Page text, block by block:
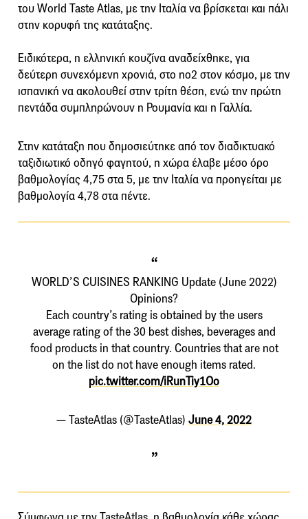
του World Taste Atlas, με την Ιταλία να βρίσκεται και πάλι
στην κορυφή της κατάταξης.
Ειδικότερα, η ελληνική κουζίνα αναδείχθηκε, για
δεύτερη συνεχόμενη χρονιά, στο no2 στον κόσμο, με την
ισπανική να ακολουθεί στην τρίτη θέση, ενώ την πρώτη
πεντάδα συμπληρώνουν η Ρουμανία και η Γαλλία.
Στην κατάταξη που δημοσιεύτηκε από τον διαδικτυακό
ταξιδιωτικό οδηγό φαγητού, η χώρα έλαβε μέσο όρο
βαθμολογίας 4,75 στα 5, με την Ιταλία να προηγείται με
βαθμολογία 4,78 στα πέντε.
WORLD’S CUISINES RANKING Update (June 2022)
Opinions?
Each country’s rating is obtained by the users
average rating of the 30 best dishes, beverages and
food products in that country. Countries that are not
on the list do not have enough items rated.
pic.twitter.com/iRunTiy1Oo
— TasteAtlas (@TasteAtlas) June 4, 2022